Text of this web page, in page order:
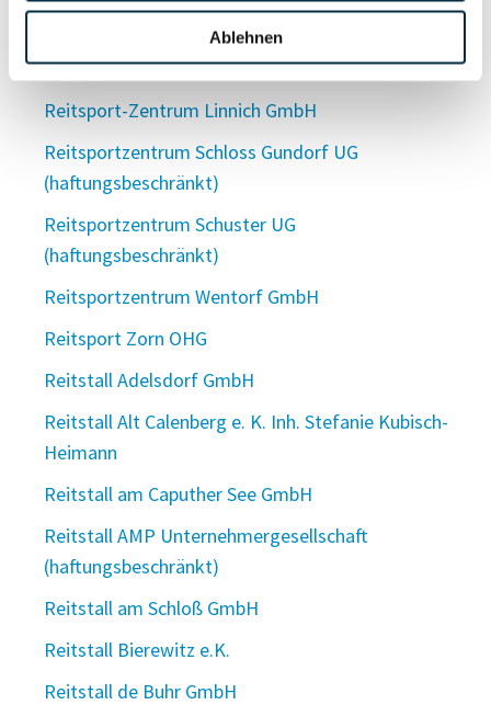
Ablehnen
Reitsportzentrum Lichtenholz UG
(haftungsbeschränkt)
Reitsport-Zentrum Linnich GmbH
Reitsportzentrum Schloss Gundorf UG
(haftungsbeschränkt)
Reitsportzentrum Schuster UG
(haftungsbeschränkt)
Reitsportzentrum Wentorf GmbH
Reitsport Zorn OHG
Reitstall Adelsdorf GmbH
Reitstall Alt Calenberg e. K. Inh. Stefanie Kubisch-
Heimann
Reitstall am Caputher See GmbH
Reitstall AMP Unternehmergesellschaft
(haftungsbeschränkt)
Reitstall am Schloß GmbH
Reitstall Bierewitz e.K.
Reitstall de Buhr GmbH